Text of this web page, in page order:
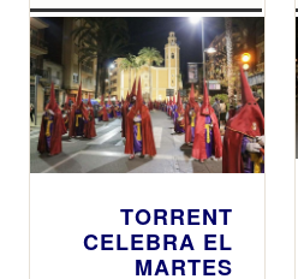
TORRENT
CELEBRA EL
MARTES